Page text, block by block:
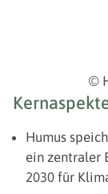
©
Humus
ein zentraler
2030 für